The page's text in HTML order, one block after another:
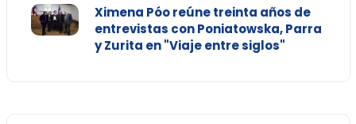
Ximena Póo reúne treinta años de
entrevistas con Poniatowska, Parra
y Zurita en "Viaje entre siglos"